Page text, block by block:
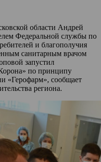
области Андрей
Федеральной службы по
и благополучия
санитарным врачом
запустил
по принципу
«Герофарм», сообщает
региона.